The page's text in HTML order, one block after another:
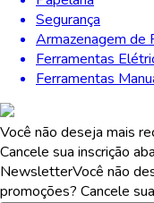
Segurança
Armazenagem de
Ferramentas
Ferramentas
Você não deseja mais
Cancele sua inscrição
NewsletterVocê não
promoções? Cancele